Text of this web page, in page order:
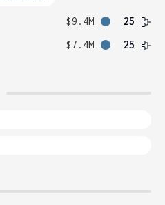
$9.4M
25
$7.4M 25